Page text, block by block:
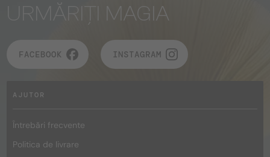
URMĂRIȚI MAGIA
FACEBOOK INSTAGRAM
AJUTOR
Întrebări frecvente
Politica de livrare